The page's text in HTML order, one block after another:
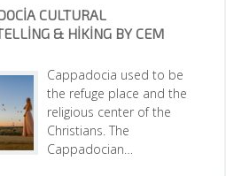
CULTURAL
& HIKING BY CEM
Cappadocia used to be
the refuge place and the
religious center of the
Christians. The
Cappadocian…